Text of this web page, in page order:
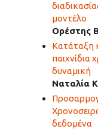
μοντέλο
Ορέστης
Κατάταξη
παιχνίδια
δυναμική
Ναταλία
δεδομένα